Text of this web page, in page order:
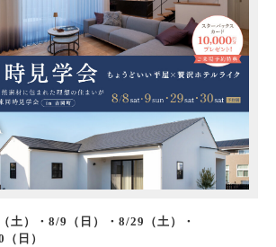
土）・8/9（日）・8/29（土）・
日）